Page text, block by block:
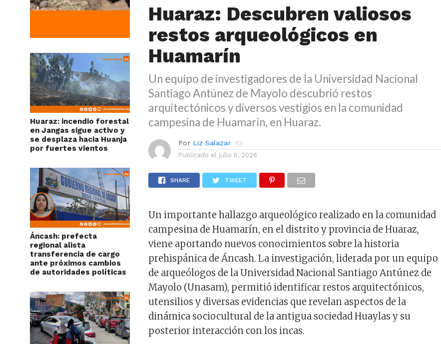
Huaraz: incendio forestal
en Jangas sigue activo y
se desplaza hacia Huanja
por fuertes vientos
Áncash: prefecta
regional alista
transferencia de cargo
ante próximos cambios
de autoridades políticas
Huaraz: Descubren valiosos
restos arqueológicos en
Huamarín
Un equipo de investigadores de la Universidad Nacional
Santiago Antúnez de Mayolo descubrió restos
arquitectónicos y diversos vestigios en la comunidad
campesina de Huamarín, en Huaraz.
Por Liz Salazar
Publicado el julio 6, 2026
SHARE TWEET
Un importante hallazgo arqueológico realizado en la comunidad
campesina de Huamarín, en el distrito y provincia de Huaraz,
viene aportando nuevos conocimientos sobre la historia
prehispánica de Áncash. La investigación, liderada por un equipo
de arqueólogos de la Universidad Nacional Santiago Antúnez de
Mayolo (Unasam), permitió identificar restos arquitectónicos,
utensilios y diversas evidencias que revelan aspectos de la
dinámica sociocultural de la antigua sociedad Huaylas y su
posterior interacción con los incas.